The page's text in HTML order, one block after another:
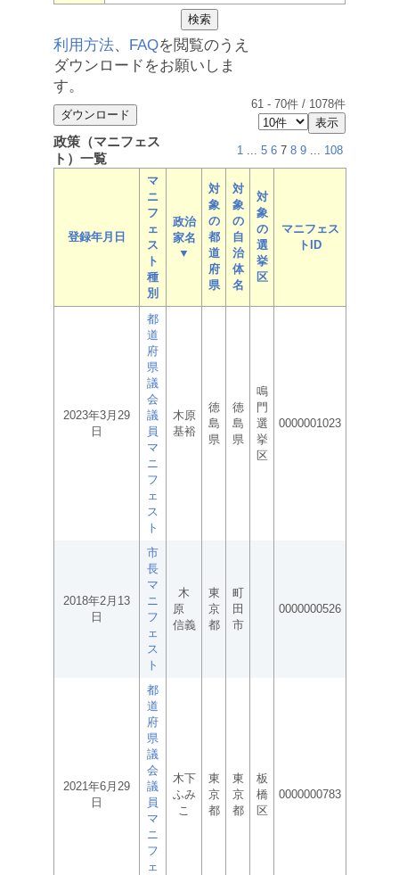
利用方法、 FAQを閲覧のうえ
ダウンロードをお願いしま
す。
61 - 70件 / 1078件
政策（マニフェス
ト）一覧
1 ... 5 6 7 8 9 ... 108
登録年月日
マ
ニ
フ
ェ
ス
ト
種
別
政治
家名
▼
対
象
の
都
道
府
県
対
象
の
自
治
体
名
対
象
の
選
挙
区
マニフェス
トID
2023年3月29
日
都
道
府
県
議
会
議
員
マ
ニ
フ
ェ
ス
ト
木原
基裕
徳
島
県
徳
島
県
鳴
門
選
挙
区
0000001023
2018年2月13
日
市
長
マ
ニ
フ
ェ
ス
ト
木
原
信義
東
京
都
町
田
市
0000000526
2021年6月29
日
都
道
府
県
議
会
議
員
マ
ニ
フ
ェ
木下
ふみ
こ
東
京
都
東
京
都
板
橋
区
0000000783